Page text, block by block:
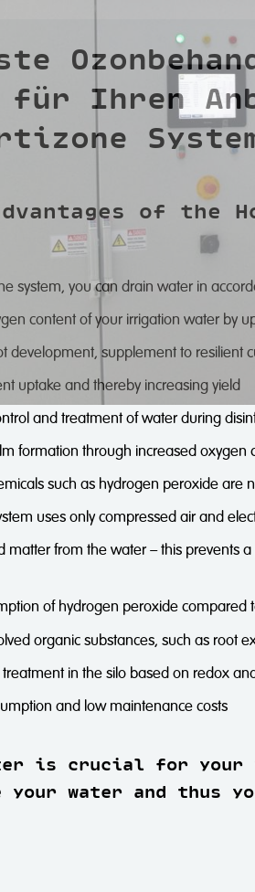
für Ihren
of the
system, you can drain water in
content of your irrigation water by
development, supplement to resilient
uptake and thereby increasing yield
and treatment of water during
formation through increased oxygen
such as hydrogen peroxide are
uses only compressed air and
matter from the water – this prevents
of hydrogen peroxide compared
organic substances, such as root
treatment in the silo based on redox
and low maintenance costs
is crucial for your
your water and thus